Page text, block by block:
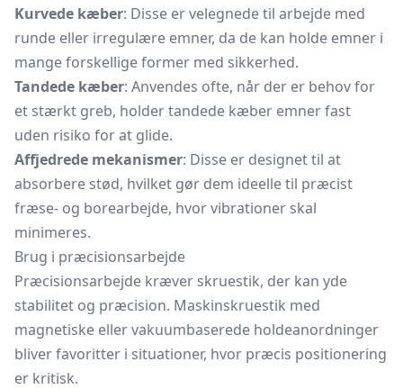
Kurvede kæber: Disse er velegnede til arbejde med
runde eller irregulære emner, da de kan holde emner i
mange forskellige former med sikkerhed.
Tandede kæber: Anvendes ofte, når der er behov for
et stærkt greb, holder tandede kæber emner fast
uden risiko for at glide.
Affjedrede mekanismer: Disse er designet til at
absorbere stød, hvilket gør dem ideelle til præcist
fræse- og borearbejde, hvor vibrationer skal
minimeres.
Brug i præcisionsarbejde
Præcisionsarbejde kræver skruestik, der kan yde
stabilitet og præcision. Maskinskruestik med
magnetiske eller vakuumbaserede holdeanordninger
bliver favoritter i situationer, hvor præcis positionering
er kritisk.